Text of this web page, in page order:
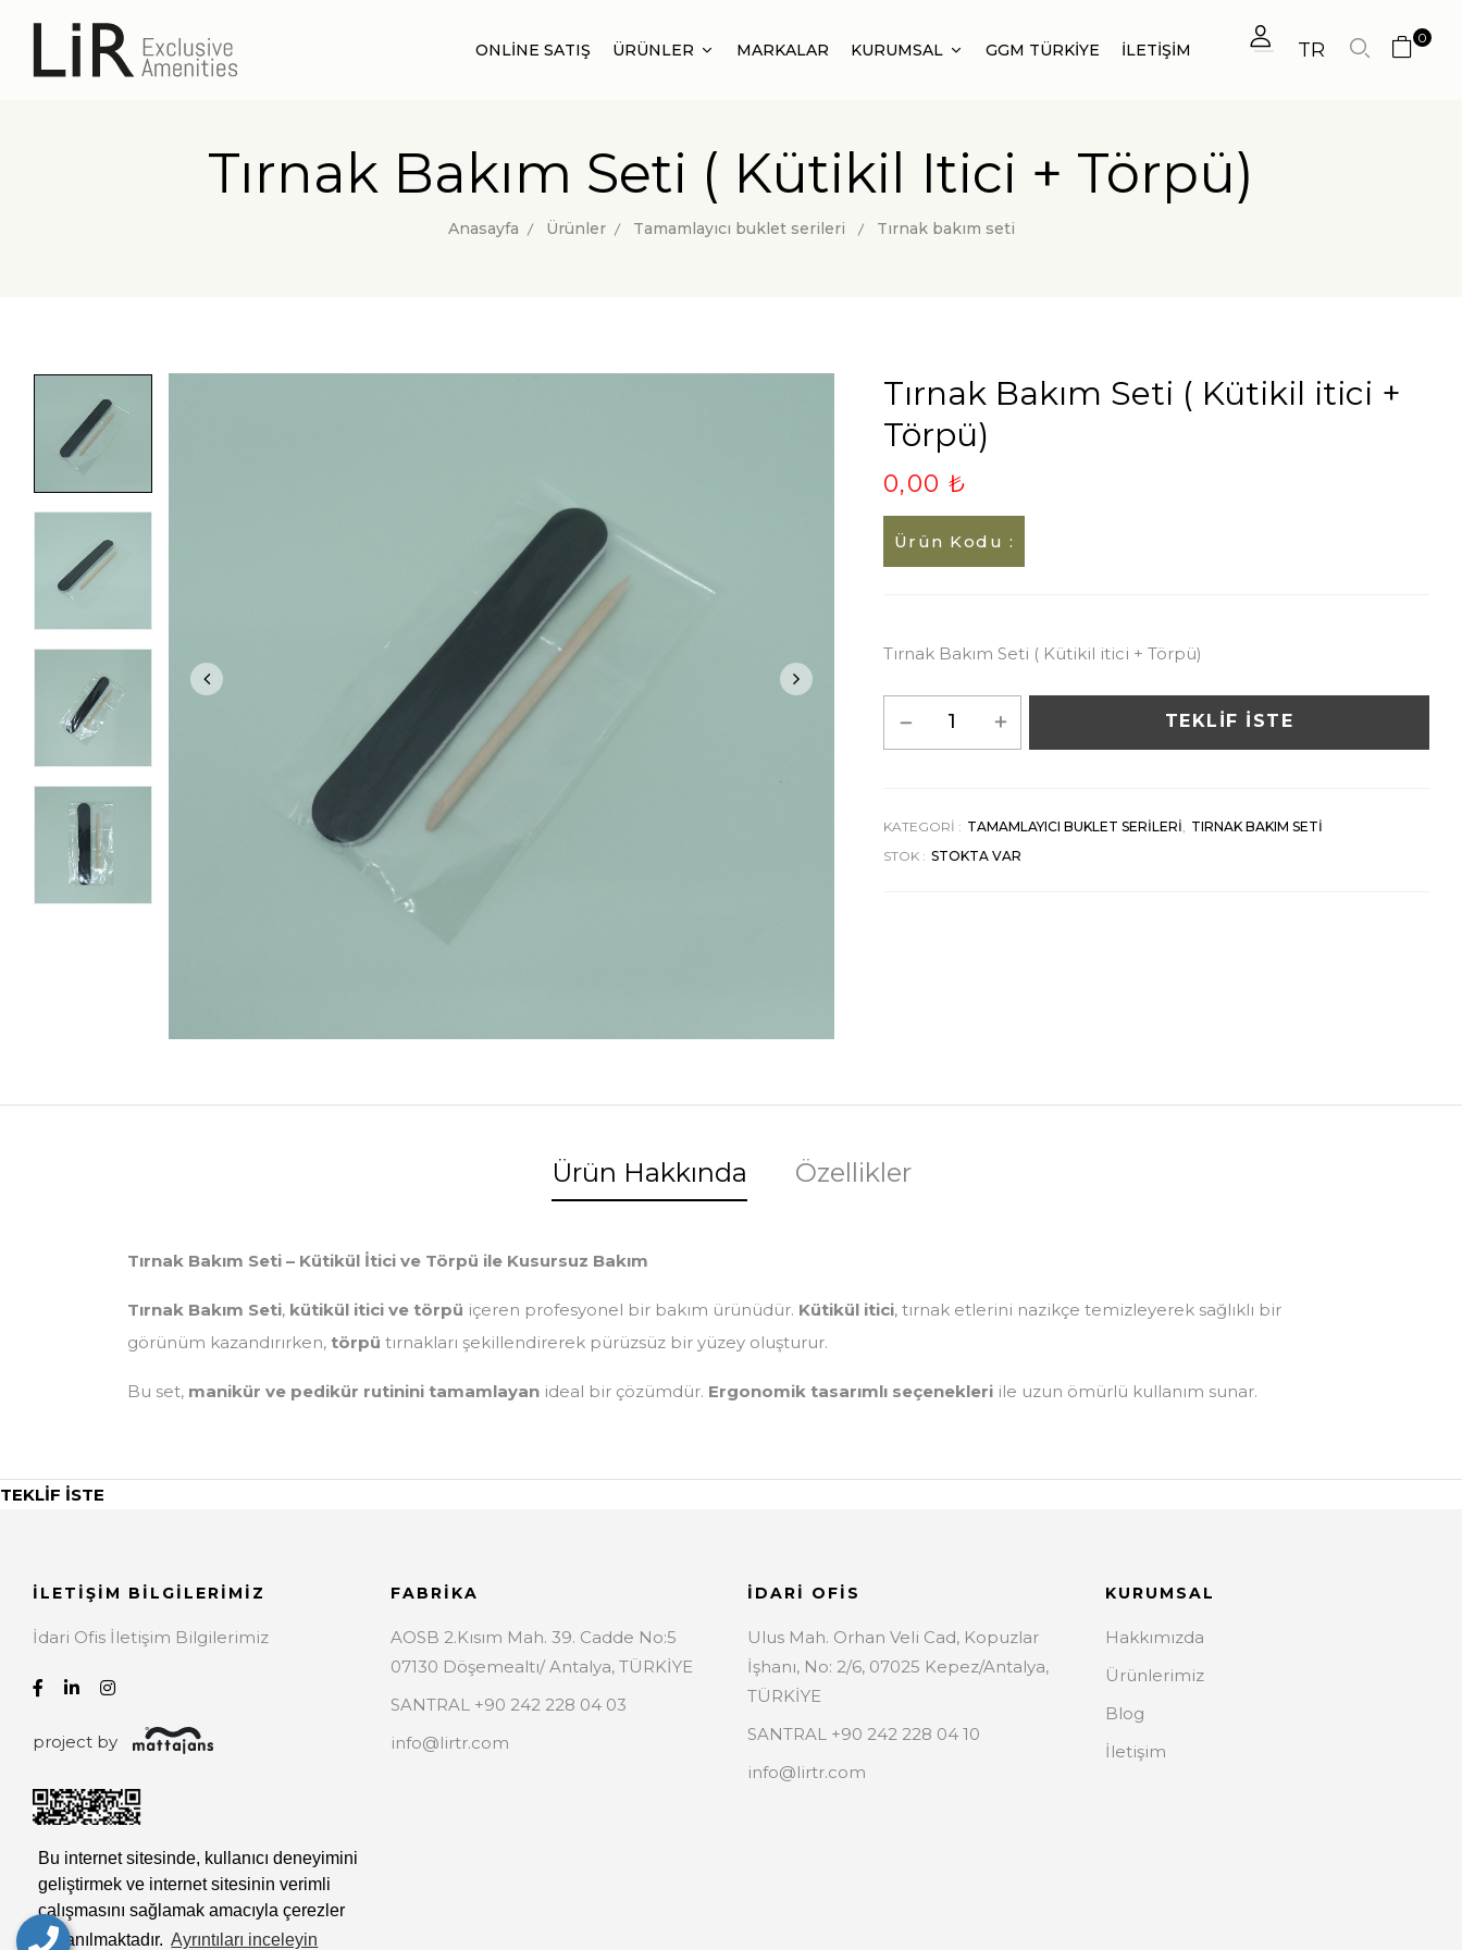
Bu internet sitesinde, kullanıcı deneyimini
geliştirmek ve internet sitesinin verimli
çalışmasını sağlamak amacıyla çerezler
kullanılmaktadır. Ayrıntıları inceleyin
ONLİNE SATIŞ ÜRÜNLER MARKALAR KURUMSAL GGM TÜRKIYE İLETİŞİM TR
0
Tırnak Bakım Seti ( Kütikil Itici + Törpü)
Anasayfa Ürünler Tamamlayıcı buklet serileri Tırnak bakım seti
Tırnak Bakım Seti ( Kütikil itici +
Törpü)
0,00 ₺
Ürün Kodu :
Tırnak Bakım Seti ( Kütikil itici + Törpü)
TEKLİF İSTE
KATEGORI : TAMAMLAYICI BUKLET SERILERI
TIRNAK BAKIM SETI
STOK : STOKTA VAR
Ürün Hakkında Özellikler
Tırnak Bakım Seti – Kütikül İtici ve Törpü ile Kusursuz Bakım
Tırnak Bakım Seti, kütikül itici ve törpü içeren profesyonel bir bakım ürünüdür. Kütikül itici, tırnak etlerini nazikçe temizleyerek sağlıklı bir
görünüm kazandırırken, törpü tırnakları şekillendirerek pürüzsüz bir yüzey oluşturur.
Bu set, manikür ve pedikür rutinini tamamlayan ideal bir çözümdür. Ergonomik tasarımlı seçenekleri ile uzun ömürlü kullanım sunar.
TEKLİF İSTE
İLETİŞİM BİLGİLERİMİZ
İdari Ofis İletişim Bilgilerimiz
project by
FABRİKA
AOSB 2.Kısım Mah. 39. Cadde No:5
07130 Döşemealtı/ Antalya, TÜRKİYE
SANTRAL +90 242 228 04 03
info@lirtr.com
İDARİ OFİS
Ulus Mah. Orhan Veli Cad, Kopuzlar
İşhanı, No: 2/6, 07025 Kepez/Antalya,
TÜRKİYE
SANTRAL +90 242 228 04 10
info@lirtr.com
KURUMSAL
Hakkımızda
Ürünlerimiz
Blog
İletişim